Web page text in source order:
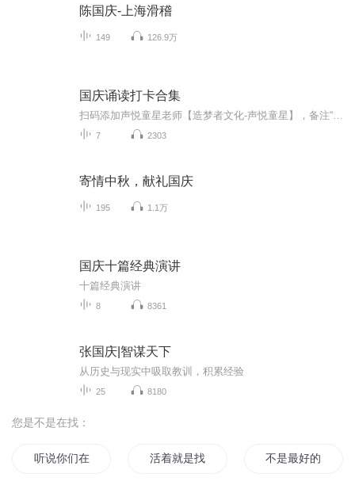
陈国庆-上海滑稽
149 126.9万
国庆诵读打卡合集
7 2303
寄情中秋，献礼国庆
195 1.1万
国庆十篇经典演讲
十篇经典演讲
8 8361
张国庆|智谋天下
从历史与现实中吸取教训，积累经验
25 8180
您是不是在找：
听说你们在找我 活着就是找乐 不是最好的却再